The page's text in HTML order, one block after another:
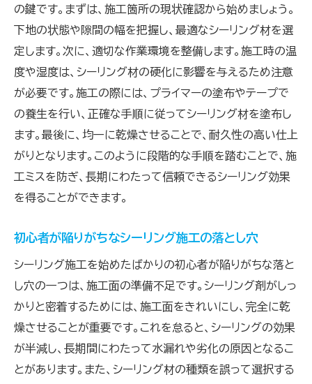
の鍵です。まずは、施工箇所の現状確認から始めましょう。
下地の状態や隙間の幅を把握し、最適なシーリング材を選
定します。次に、適切な作業環境を整備します。施工時の温
度や湿度は、シーリング材の硬化に影響を与えるため注意
が必要です。施工の際には、プライマーの塗布やテープで
の養生を行い、正確な手順に従ってシーリング材を塗布し
ます。最後に、均一に乾燥させることで、耐久性の高い仕上
がりとなります。このように段階的な手順を踏むことで、施
工ミスを防ぎ、長期にわたって信頼できるシーリング効果
を得ることができます。
初心者が陥りがちなシーリング施工の落とし穴
シーリング施工を始めたばかりの初心者が陥りがちな落と
し穴の一つは、施工面の準備不足です。シーリング剤がしっ
かりと密着するためには、施工面をきれいにし、完全に乾
燥させることが重要です。これを怠ると、シーリングの効果
が半減し、長期間にわたって水漏れや劣化の原因となるこ
とがあります。また、シーリング材の種類を誤って選択する